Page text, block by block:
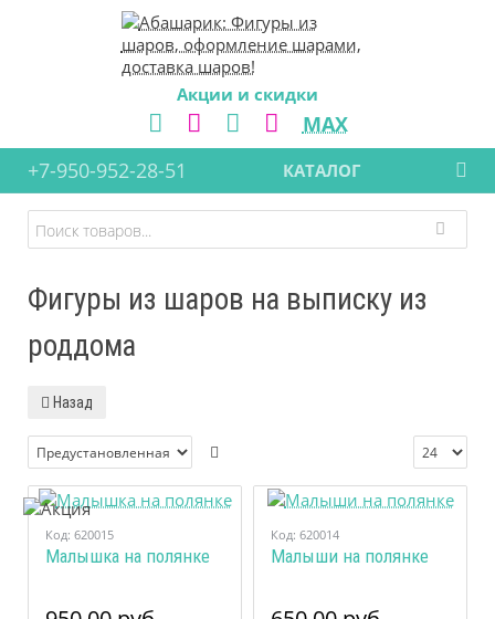
Акции и скидки
MAX
+7-950-952-28-51
КАТАЛОГ
Фигуры из шаров на выписку из
роддома
Назад
Код: 620015
Малышка на полянке
Код: 620014
Малыши на полянке